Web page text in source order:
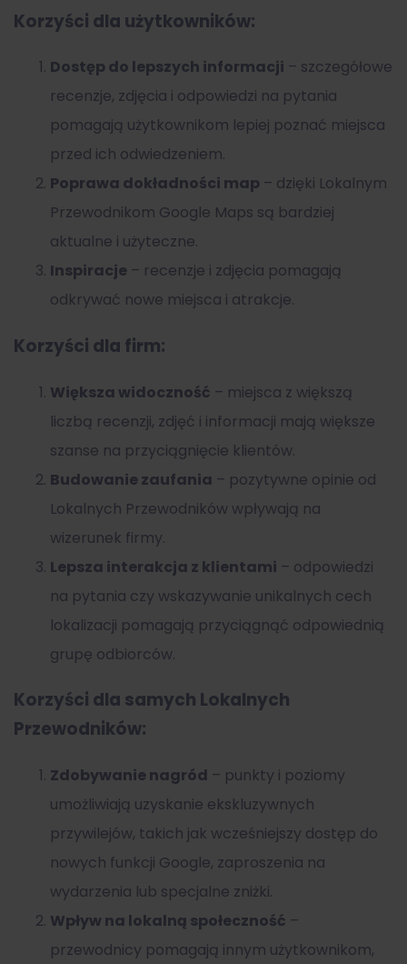
Korzyści dla użytkowników:
Dostęp do lepszych informacji – szczegółowe
recenzje, zdjęcia i odpowiedzi na pytania
pomagają użytkownikom lepiej poznać miejsca
przed ich odwiedzeniem.
Poprawa dokładności map – dzięki Lokalnym
Przewodnikom Google Maps są bardziej
aktualne i użyteczne.
Inspiracje – recenzje i zdjęcia pomagają
odkrywać nowe miejsca i atrakcje.
Korzyści dla firm:
Większa widoczność – miejsca z większą
liczbą recenzji, zdjęć i informacji mają większe
szanse na przyciągnięcie klientów.
Budowanie zaufania – pozytywne opinie od
Lokalnych Przewodników wpływają na
wizerunek firmy.
Lepsza interakcja z klientami – odpowiedzi
na pytania czy wskazywanie unikalnych cech
lokalizacji pomagają przyciągnąć odpowiednią
grupę odbiorców.
Korzyści dla samych Lokalnych
Przewodników:
Zdobywanie nagród – punkty i poziomy
umożliwiają uzyskanie ekskluzywnych
przywilejów, takich jak wcześniejszy dostęp do
nowych funkcji Google, zaproszenia na
wydarzenia lub specjalne zniżki.
Wpływ na lokalną społeczność –
przewodnicy pomagają innym użytkownikom,